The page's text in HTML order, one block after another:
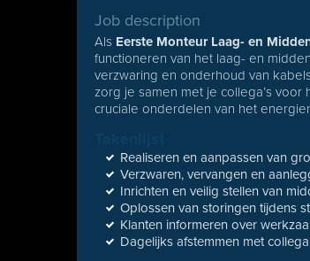
Job description
Als Eerste Monteur Laag- en
functioneren van het laag- en
verzwaring en onderhoud van
zorg je samen met je collega’s
cruciale onderdelen van het
Realiseren en aanpassen van
Verzwaren, vervangen en
Inrichten en veilig stellen van
Oplossen van storingen tijdens
Klanten informeren over
Dagelijks afstemmen met